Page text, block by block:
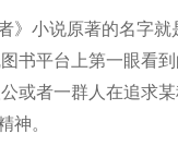
》小说原著的名字
书平台上第一眼看
或者一群人在追求
神。